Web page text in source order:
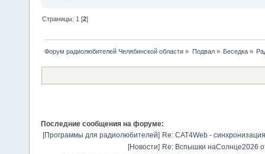
Страницы: 1 [2]
Форум радиолюбителей Челябинской области » Подвал» Беседка»
Последние сообщения на форуме:
[Программы для радиолюбителей] Re: CAT4Web -
[Новости] Re: Вспышки наСолнце2026